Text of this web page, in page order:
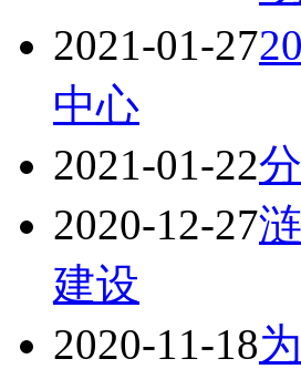
2021-01-27
中心
2021-01-22
2020-12-27
建设
2020-11-18